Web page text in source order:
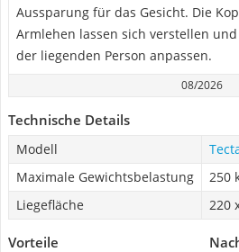
Aussparung für das Gesicht. Die
Armlehen lassen sich verstellen
der liegenden Person anpassen.
08/2026
Technische Details
Modell
Maximale Gewichtsbelastung
250
Liegefläche
220
Vorteile